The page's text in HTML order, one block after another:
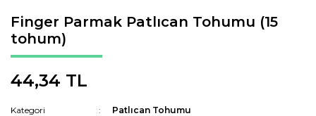
Finger Parmak Patlıcan Tohumu (15
tohum)
44,34 TL
Kategori
Patlıcan Tohumu